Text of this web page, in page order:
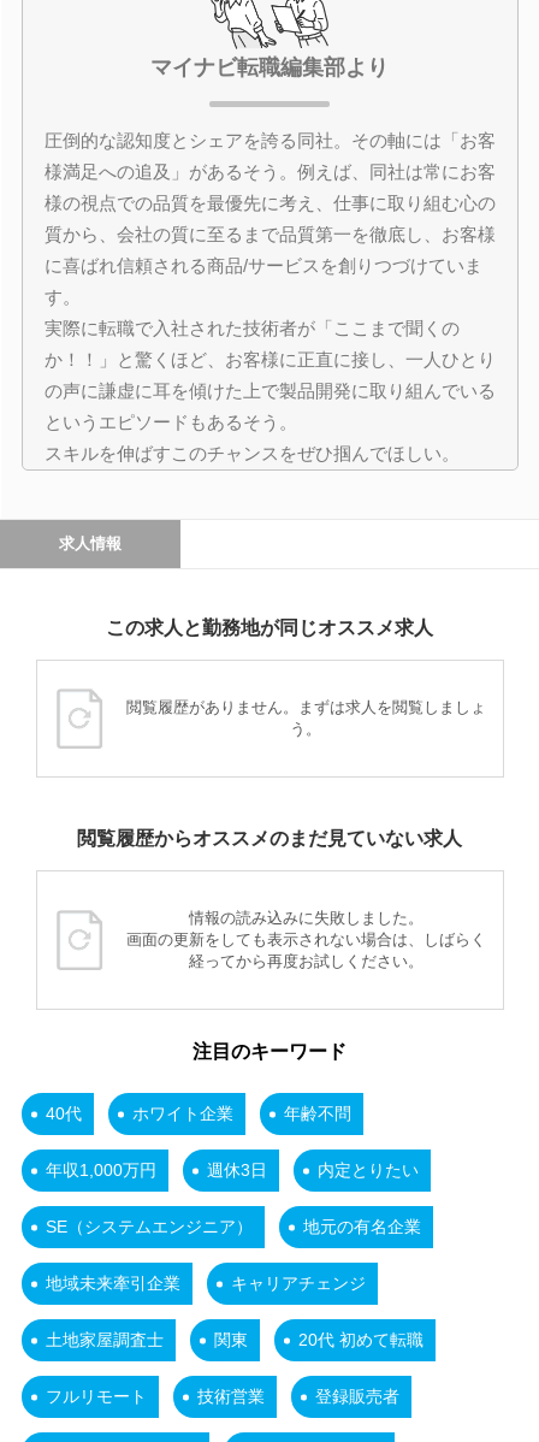
マイナビ転職編集部より
圧倒的な認知度とシェアを誇る同社。その軸には「お客
様満足への追及」があるそう。例えば、同社は常にお客
様の視点での品質を最優先に考え、仕事に取り組む心の
質から、会社の質に至るまで品質第一を徹底し、お客様
に喜ばれ信頼される商品/サービスを創りつづけていま
す。
実際に転職で入社された技術者が「ここまで聞くの
か！！」と驚くほど、お客様に正直に接し、一人ひとり
の声に謙虚に耳を傾けた上で製品開発に取り組んでいる
というエピソードもあるそう。
スキルを伸ばすこのチャンスをぜひ掴んでほしい。
求人情報
この求人と勤務地が同じオススメ求人
閲覧履歴がありません。まずは求人を閲覧しましょ
う。
閲覧履歴からオススメのまだ見ていない求人
情報の読み込みに失敗しました。
画面の更新をしても表示されない場合は、しばらく
経ってから再度お試しください。
注目のキーワード
40代 ホワイト企業 年齢不問
年収1,000万円 週休3日 内定とりたい
SE（システムエンジニア） 地元の有名企業
地域未来牽引企業 キャリアチェンジ
土地家屋調査士 関東 20代 初めて転職
フルリモート 技術営業 登録販売者